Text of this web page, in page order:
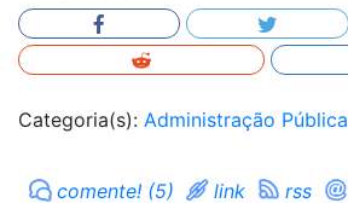
Categoria(s): Administração Pública
comente! (5) link rss